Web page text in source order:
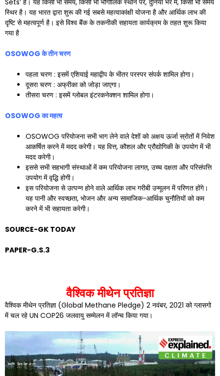
Sets’ है। यह किसी भी समय, किसी भी भौगोलिक स्थान पर, दुनिया भर में, किसी भी समय
स्थिर है। यह भारत द्वारा शुरू की गई सबसे महत्वाकांक्षी योजना है और आर्थिक लाभ की
दृष्टि से महत्वपूर्ण है। इसे विश्व बैंक के तकनीकी सहायता कार्यक्रम के तहत शुरू किया
गया है
OSOWOGके तीन चरण
पहला चरण : इसमें एशियाई महाद्वीप के भीतर परस्पर संपर्क शामिल होगा।
दूसरा चरण : अफ्रीका को जोड़ा जाएगा।
तीसरा चरण : इसमें ग्लोबल इंटरकनेक्शन शामिल होगा।
OSOWOGका महत्व
OSOWOG परियोजना सभी भाग लेने वाले देशों को अक्षय ऊर्जा स्रोतों में निवेश
आकर्षित करने में मदद करेगी। यह वित्त, कौशल और प्रौद्योगिकी के उपयोग में भी
मदद करेगी।
इससे सभी सहभागी संस्थाओं में कम परियोजना लागत, उच्च दक्षता और परिसंपत्ति
उपयोग में वृद्धि होगी।
इस परियोजना से उत्पन्न होने वाले आर्थिक लाभ गरीबी उन्मूलन में परिणत होंगे।
यह पानी और स्वच्छता, भोजन और अन्य सामाजिक-आर्थिक चुनौतियों को कम
करने में भी सहायता करेगी।
SOURCE-GK TODAY
PAPER-G.S.3
वैश्विक मीथेन प्रतिज्ञा
वैश्विक मीथेन प्रतिज्ञा (Global Methane Pledge) 2 नवंबर, 2021 को ग्लासगो
में चल रहे UN COP26 जलवायु सम्मेलन में लॉन्च किया गया।